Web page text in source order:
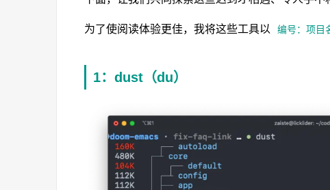
为了使阅读体验更佳，我将这些工具以 编号：项目
1：dust（du）